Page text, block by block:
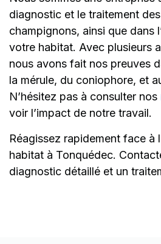
diagnostic et le traitement
champignons, ainsi que dans
votre habitat. Avec plusieurs
nous avons fait nos preuves
la mérule, du coniophore, et
N’hésitez pas à consulter nos
voir l’impact de notre travail.
Réagissez rapidement face à
habitat à Tonquédec.
diagnostic détaillé et un